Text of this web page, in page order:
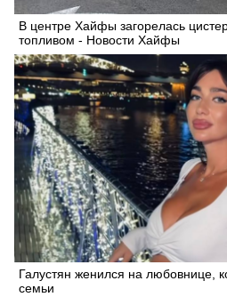
В центре Хайфы загорелась
топливом - Новости Хайфы
Галустян женился на любовнице,
семьи